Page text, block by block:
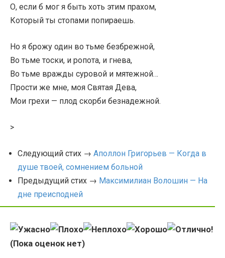
О, если б мог я быть хоть этим прахом,
Который ты стопами попираешь.
Но я брожу один во тьме безбрежной,
Во тьме тоски, и ропота, и гнева,
Во тьме вражды суровой и мятежной…
Прости же мне, моя Святая Дева,
Мои грехи — плод скорби безнадежной.
>
Следующий стих → Аполлон Григорьев — Когда в
душе твоей, сомнением больной
Предыдущий стих → Максимилиан Волошин — На
дне преисподней
(Пока оценок нет)